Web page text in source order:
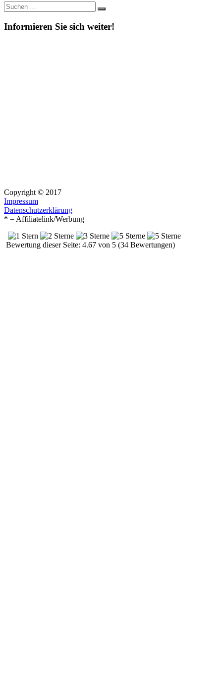
Suche
nach:
Suchen
Informieren Sie sich weiter!
Copyright © 2017
Impressum
Datenschutzerklärung
* = Affiliatelink/Werbung
Bewertung dieser Seite: 4.67 von 5 (34 Bewertungen)